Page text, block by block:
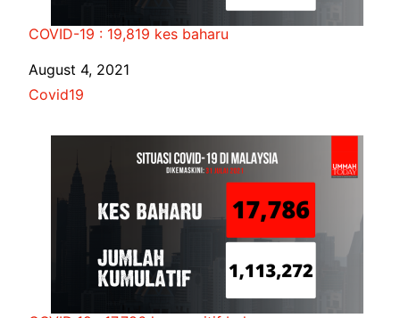
COVID-19 : 19,819 kes baharu
Date
August 4, 2021
In relation to
Covid19